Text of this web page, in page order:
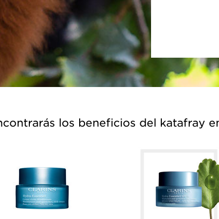
los beneficios del katafray